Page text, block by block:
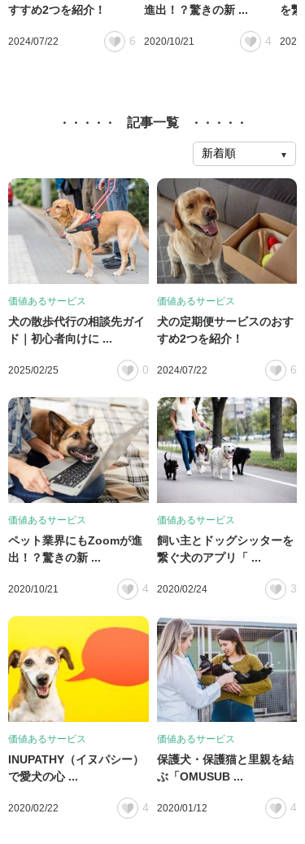
すすめ2つを紹介！
2024/07/22 6
進出！？驚きの新 ...
2020/10/21 4
を
2020/
記事一覧
価値あるサービス
犬の散歩代行の相談先ガイ
ド｜初心者向けに ...
2025/02/25 0
価値あるサービス
犬の定期便サービスのおす
すめ2つを紹介！
2024/07/22 6
価値あるサービス
ペット業界にもZoomが進
出！？驚きの新 ...
2020/10/21 4
価値あるサービス
飼い主とドッグシッターを
繋ぐ犬のアプリ「 ...
2020/02/24 3
価値あるサービス
INUPATHY（イヌパシー）
で愛犬の心 ...
2020/02/22 4
価値あるサービス
保護犬・保護猫と里親を結
ぶ「OMUSUB ...
2020/01/12 4